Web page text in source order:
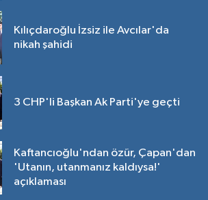
Kılıçdaroğlu İzsiz ile Avcılar'da
nikah şahidi
3 CHP'li Başkan Ak Parti'ye geçti
Kaftancıoğlu'ndan özür, Çapan'dan
'Utanın, utanmanız kaldıysa!'
açıklaması